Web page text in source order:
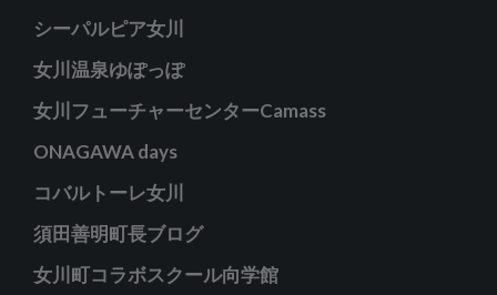
シーパルピア女川
女川温泉ゆぽっぽ
女川フューチャーセンターCamass
ONAGAWA days
コバルトーレ女川
須田善明町長ブログ
女川町コラボスクール向学館